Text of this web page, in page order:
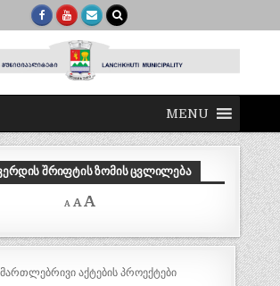
MENU
ᲨᲠᲘᲤᲢᲘᲡ ᲖᲝᲛᲘᲡ ᲪᲕᲚᲘᲚᲔᲑᲐ
A
Decrease
font
A Reset
A
size.
ᲐᲥᲢᲔᲑᲘᲡ ᲞᲠᲝᲔᲥᲢᲔᲑᲘ